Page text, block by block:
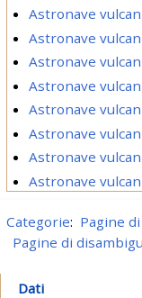
Astronave
Astronave
Astronave
Astronave
Astronave
Astronave
Astronave
Astronave
Categorie: Pagine
Pagine di
Dati